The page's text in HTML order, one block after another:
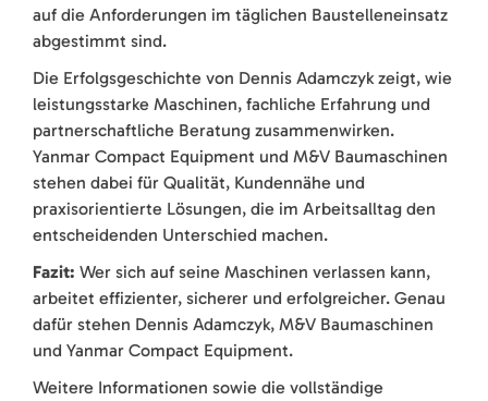
auf die Anforderungen im täglichen Baustelleneinsatz
abgestimmt sind.
Die Erfolgsgeschichte von Dennis Adamczyk zeigt, wie
leistungsstarke Maschinen, fachliche Erfahrung und
partnerschaftliche Beratung zusammenwirken.
Yanmar Compact Equipment und M&V Baumaschinen
stehen dabei für Qualität, Kundennähe und
praxisorientierte Lösungen, die im Arbeitsalltag den
entscheidenden Unterschied machen.
Fazit: Wer sich auf seine Maschinen verlassen kann,
arbeitet effizienter, sicherer und erfolgreicher. Genau
dafür stehen Dennis Adamczyk, M&V Baumaschinen
und Yanmar Compact Equipment.
Weitere Informationen sowie die vollständige